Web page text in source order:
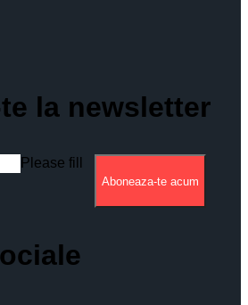
la newsletter
Please fill
Aboneaza-te acum